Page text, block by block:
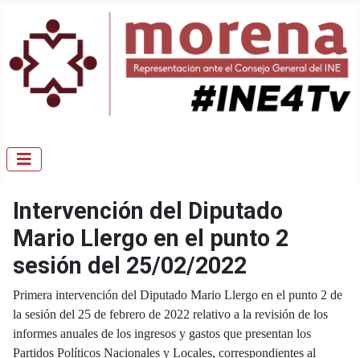
Intervención del Diputado
Mario Llergo en el punto 2
sesión del 25/02/2022
Primera intervención del Diputado Mario Llergo en el punto 2 de
la sesión del 25 de febrero de 2022 relativo a la revisión de los
informes anuales de los ingresos y gastos que presentan los
Partidos Políticos Nacionales y Locales, correspondientes al